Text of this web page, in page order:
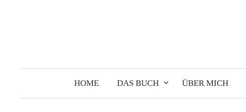
HOME DAS BUCH ÜBER MICH